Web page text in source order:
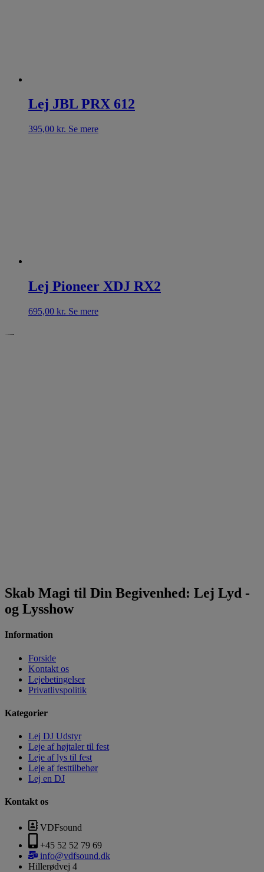
Lej JBL PRX 612
395,00 kr. Se mere
Lej Pioneer XDJ RX2
695,00 kr. Se mere
Skab Magi til Din Begivenhed: Lej Lyd -
og Lysshow
Information
Forside
Kontakt os
Lejebetingelser
Privatlivspolitik
Kategorier
Lej DJ Udstyr
Leje af højtaler til fest
Leje af lys til fest
Leje af festtilbehør
Lej en DJ
Kontakt os
VDFsound
+45 52 52 79 69
info@vdfsound.dk
Hillerødvej 4